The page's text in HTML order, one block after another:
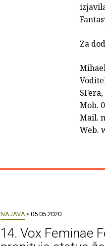
Za
Mob.
Mail.
Web.
NAJAVA • 05.05.2020.
14. Vox Feminae